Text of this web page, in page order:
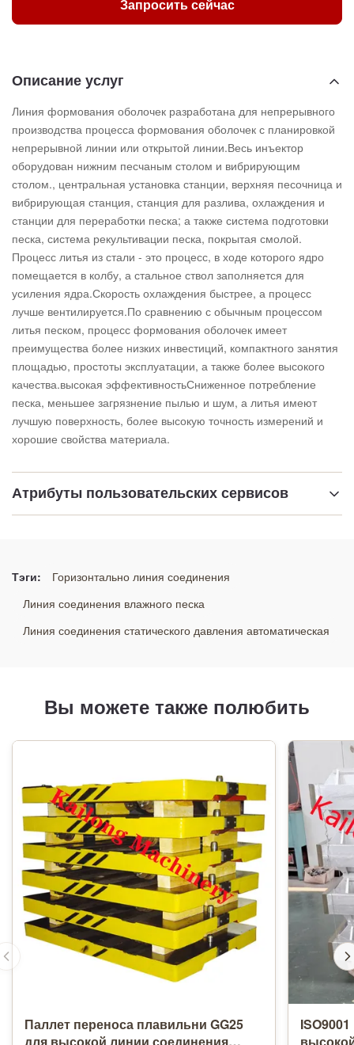
Запросить сейчас
Описание услуг
Линия формования оболочек разработана для непрерывного
производства процесса формования оболочек с планировкой
непрерывной линии или открытой линии.Весь инъектор
оборудован нижним песчаным столом и вибрирующим
столом., центральная установка станции, верхняя песочница и
вибрирующая станция, станция для разлива, охлаждения и
станции для переработки песка; а также система подготовки
песка, система рекультивации песка, покрытая смолой.
Процесс литья из стали - это процесс, в ходе которого ядро
помещается в колбу, а стальное ствол заполняется для
усиления ядра.Скорость охлаждения быстрее, а процесс
лучше вентилируется.По сравнению с обычным процессом
литья песком, процесс формования оболочек имеет
преимущества более низких инвестиций, компактного занятия
площадью, простоты эксплуатации, а также более высокого
качества.высокая эффективностьСниженное потребление
песка, меньшее загрязнение пылью и шум, а литья имеют
лучшую поверхность, более высокую точность измерений и
хорошие свойства материала.
Атрибуты пользовательских сервисов
система литья песка с покрытием смолы
Тэги:
Горизонтально линия соединения
Линия соединения влажного песка
Линия соединения статического давления автоматическая
Вы можете также полюбить
Паллет переноса плавильни GG25